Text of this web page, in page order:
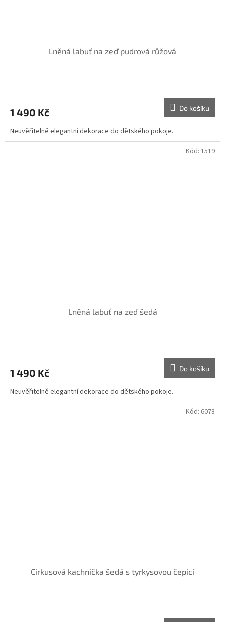
Lněná labuť na zeď pudrová růžová
1 490 Kč Do košíku
Neuvěřitelně elegantní dekorace do dětského pokoje.
Lněná labuť na zeď šedá
1 490 Kč Do košíku
Neuvěřitelně elegantní dekorace do dětského pokoje.
Kód: 1519
Cirkusová kachnička šedá s tyrkysovou čepicí
Kód: 6078